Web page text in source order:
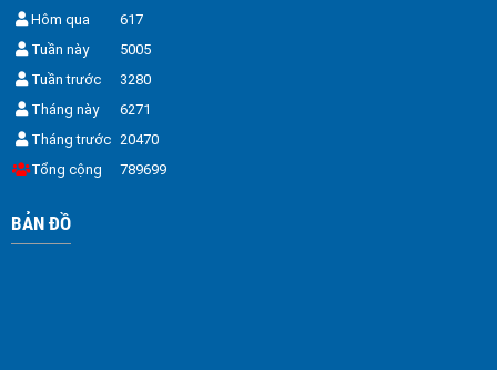
Hôm qua
617
Tuần này
5005
Tuần trước
3280
Tháng này
6271
Tháng trước 20470
Tổng cộng
789699
BẢN ĐỒ